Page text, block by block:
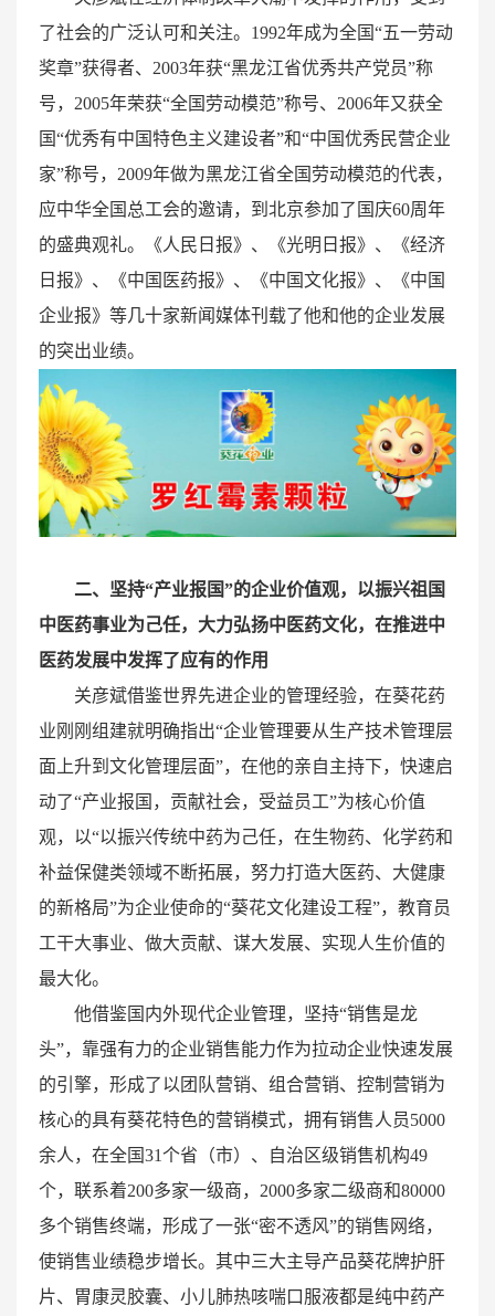
了社会的广泛认可和关注。1992年成为全国“五一劳动
奖章”获得者、2003年获“黑龙江省优秀共产党员”称
号，2005年荣获“全国劳动模范”称号、2006年又获全
国“优秀有中国特色主义建设者”和“中国优秀民营企业
家”称号，2009年做为黑龙江省全国劳动模范的代表，
应中华全国总工会的邀请，到北京参加了国庆60周年
的盛典观礼。《人民日报》、《光明日报》、《经济
日报》、《中国医药报》、《中国文化报》、《中国
企业报》等几十家新闻媒体刊载了他和他的企业发展
的突出业绩。
二、坚持“产业报国”的企业价值观，以振兴祖国
中医药事业为己任，大力弘扬中医药文化，在推进中
医药发展中发挥了应有的作用
关彦斌借鉴世界先进企业的管理经验，在葵花药
业刚刚组建就明确指出“企业管理要从生产技术管理层
面上升到文化管理层面”，在他的亲自主持下，快速启
动了“产业报国，贡献社会，受益员工”为核心价值
观，以“以振兴传统中药为己任，在生物药、化学药和
补益保健类领域不断拓展，努力打造大医药、大健康
的新格局”为企业使命的“葵花文化建设工程”，教育员
工干大事业、做大贡献、谋大发展、实现人生价值的
最大化。
他借鉴国内外现代企业管理，坚持“销售是龙
头”，靠强有力的企业销售能力作为拉动企业快速发展
的引擎，形成了以团队营销、组合营销、控制营销为
核心的具有葵花特色的营销模式，拥有销售人员5000
余人，在全国31个省（市）、自治区级销售机构49
个，联系着200多家一级商，2000多家二级商和80000
多个销售终端，形成了一张“密不透风”的销售网络，
使销售业绩稳步增长。其中三大主导产品葵花牌护肝
片、胃康灵胶囊、小儿肺热咳喘口服液都是纯中药产